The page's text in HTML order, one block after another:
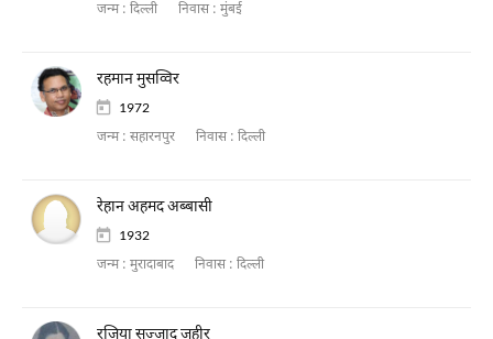
जन्म : दिल्ली निवास : मुंबई
रहमान मुसव्विर
1972
जन्म : सहारनपुर निवास : दिल्ली
रेहान अहमद अब्बासी
1932
जन्म : मुरादाबाद निवास : दिल्ली
रज़िया सज्जाद ज़हीर